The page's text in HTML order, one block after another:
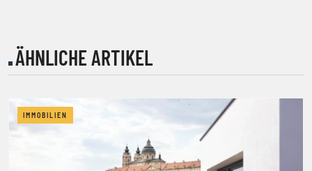
ÄHNLICHE ARTIKEL
IMMOBILIEN